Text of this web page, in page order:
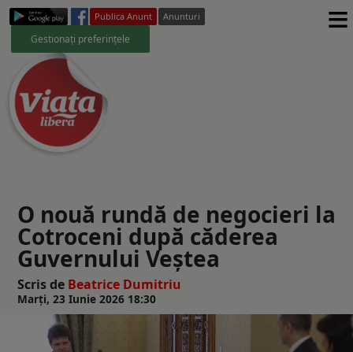
Publica Anunt Anunturi
Gestionați preferințele ≡
O nouă rundă de negocieri la
Cotroceni după căderea
Guvernului Veștea
Scris de Beatrice Dumitriu
Marți, 23 Iunie 2026 18:30